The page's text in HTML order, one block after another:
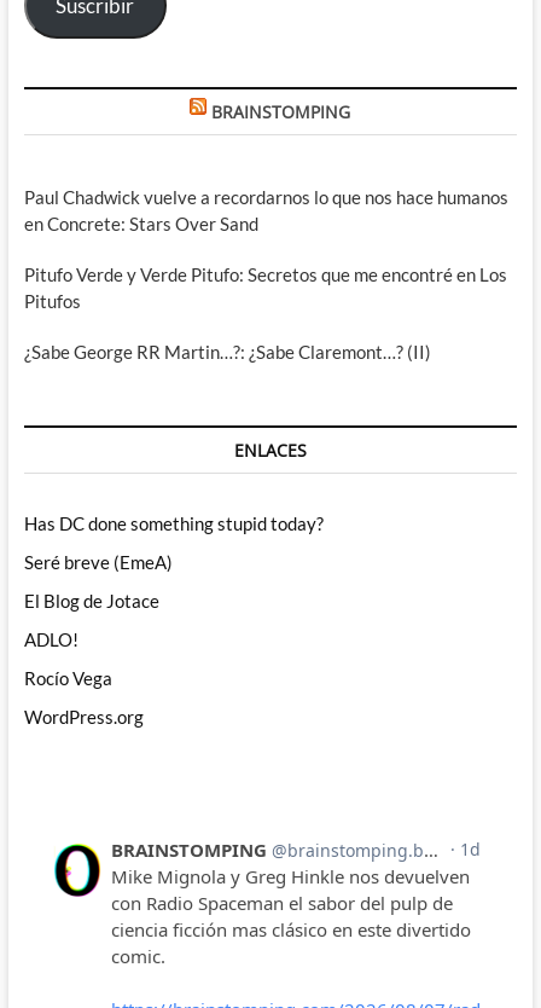
Suscribir
BRAINSTOMPING
Paul Chadwick vuelve a recordarnos lo que nos hace humanos
en Concrete: Stars Over Sand
Pitufo Verde y Verde Pitufo: Secretos que me encontré en Los
Pitufos
¿Sabe George RR Martin…?: ¿Sabe Claremont…? (II)
ENLACES
Has DC done something stupid today?
Seré breve (EmeA)
El Blog de Jotace
ADLO!
Rocío Vega
WordPress.org